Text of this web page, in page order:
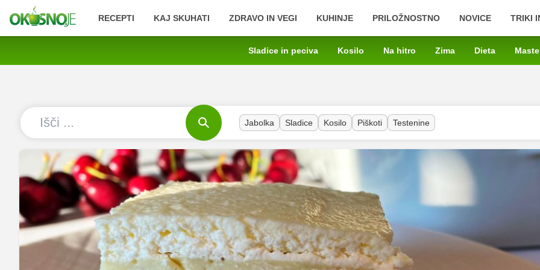
RECEPTI KAJ SKUHATI ZDRAVO IN VEGI KUHINJE PRILOŽNOSTNO NOVICE TRIKI
Sladice in peciva Kosilo Na hitro Zima Dieta
Jabolka Sladice Kosilo Piškoti Testenine